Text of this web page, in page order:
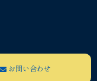
お問い合わせ